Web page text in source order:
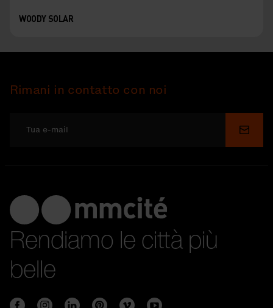
WOODY SOLAR
Rimani in contatto con noi
Invia
Rendiamo le città più
belle